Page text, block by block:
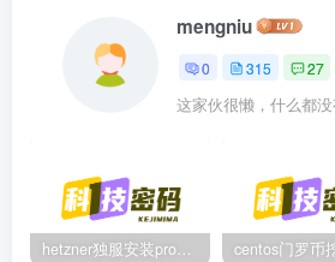
mengniu
0 315 27
这家伙很懒，什么都
hetzner独服安装proxmox后，配置NAT网络（为单IP创建多个虚拟机做准备）